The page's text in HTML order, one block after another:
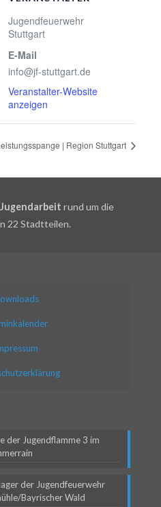
Jugendfeuerwehr
Stuttgart
E-Mail
info@jf-stuttgart.de
Veranstalter-Website
anzeigen
| Region Stuttgart
rund um die
22 Stadtteilen.
der Jugendflamme 3 im
der Jugendfeuerwehr
Bayrischer Wald